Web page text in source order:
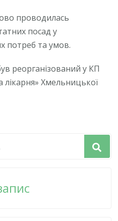
проводилась
посад у
потреб та умов.
реорганізований у КП
лікарня» Хмельницької